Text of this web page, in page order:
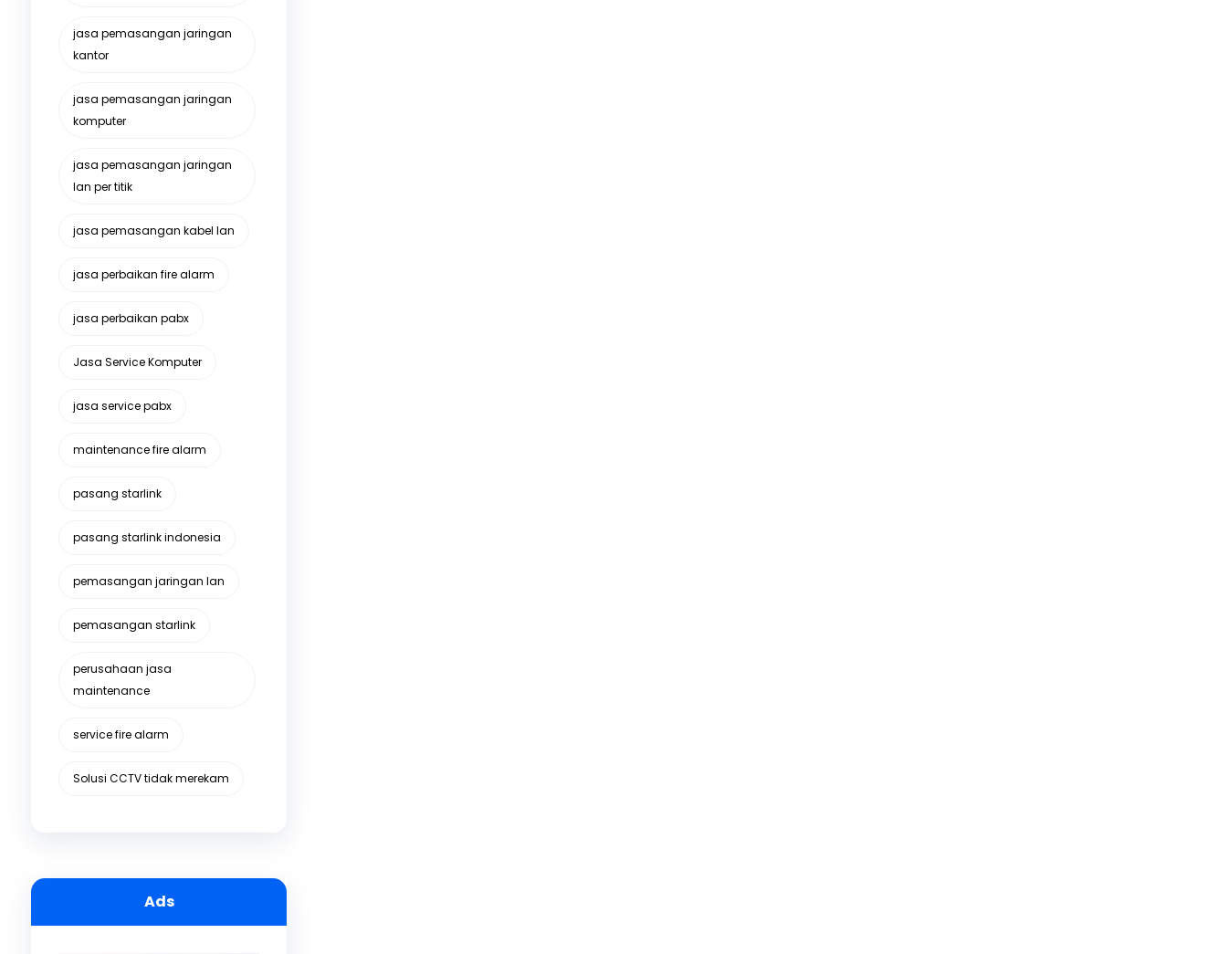
jasa pemasangan jaringan
kantor
jasa pemasangan jaringan
komputer
jasa pemasangan jaringan
lan per titik
jasa pemasangan kabel lan
jasa perbaikan fire alarm
jasa perbaikan pabx
Jasa Service Komputer
jasa service pabx
maintenance fire alarm
pasang starlink
pasang starlink indonesia
pemasangan jaringan lan
pemasangan starlink
perusahaan jasa
maintenance
service fire alarm
Solusi CCTV tidak merekam
Ads